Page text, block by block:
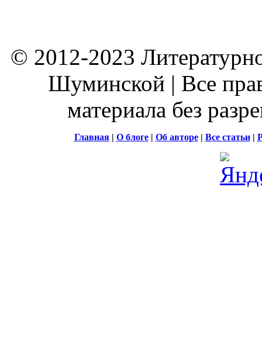
© 2012-2023
Шуминской | Все
материала без
Главная| О блоге| Об авторе| Все статьи|